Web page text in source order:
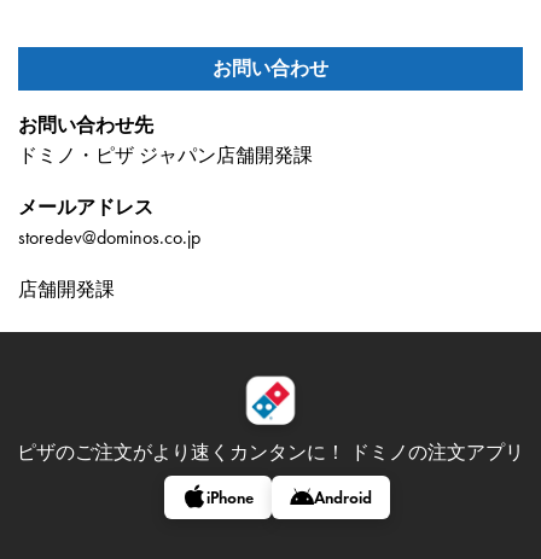
お問い合わせ
お問い合わせ先
ドミノ・ピザ ジャパン店舗開発課
メールアドレス
storedev@dominos.co.jp
店舗開発課
ピザのご注文がより速くカンタンに！ ドミノの注文アプリ
iPhone Android